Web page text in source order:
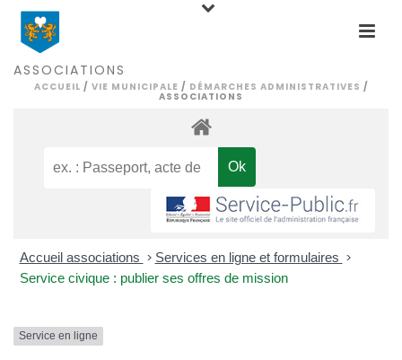
ASSOCIATIONS
ACCUEIL / VIE MUNICIPALE / DÉMARCHES ADMINISTRATIVES /
ASSOCIATIONS
Accueil associations > Services en ligne et formulaires >
Service civique : publier ses offres de mission
Service en ligne